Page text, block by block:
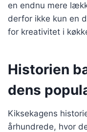
en endnu mere
derfor ikke kun en
for kreativitet i
Historien
dens
Kiksekagens
århundrede, hvor